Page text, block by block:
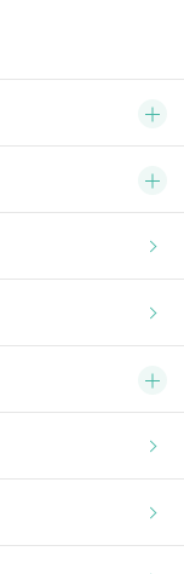
ブ
新
ラ
ア